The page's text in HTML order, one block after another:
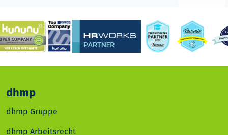
dhmp
dhmp Gruppe
dhmp Arbeitsrecht